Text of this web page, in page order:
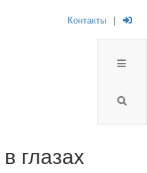
Контакты |
глазах